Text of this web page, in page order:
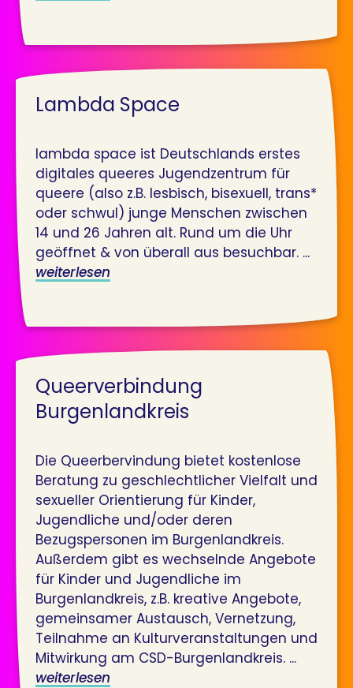
Lambda Space
lambda space ist Deutschlands erstes
digitales queeres Jugendzentrum für
queere (also z.B. lesbisch, bisexuell, trans*
oder schwul) junge Menschen zwischen
14 und 26 Jahren alt. Rund um die Uhr
geöffnet & von überall aus besuchbar. ...
weiterlesen
Queerverbindung
Burgenlandkreis
Die Queerbervindung bietet kostenlose
Beratung zu geschlechtlicher Vielfalt und
sexueller Orientierung für Kinder,
Jugendliche und/oder deren
Bezugspersonen im Burgenlandkreis.
Außerdem gibt es wechselnde Angebote
für Kinder und Jugendliche im
Burgenlandkreis, z.B. kreative Angebote,
gemeinsamer Austausch, Vernetzung,
Teilnahme an Kulturveranstaltungen und
Mitwirkung am CSD-Burgenlandkreis. ...
weiterlesen